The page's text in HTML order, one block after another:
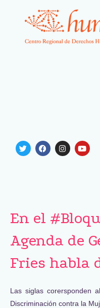
En el
Agenda de
Fries habla
Las siglas corersponden
Discriminación contra la